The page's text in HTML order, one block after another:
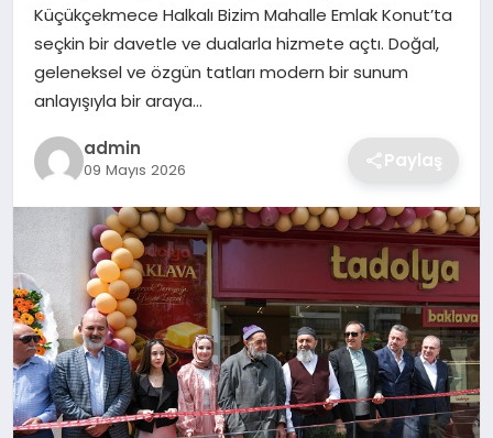
SIYASET
SPOR
TEKNOLOJI
Küçükçekmece Halkalı Bizim Mahalle Emlak Konut’ta
seçkin bir davetle ve dualarla hizmete açtı. Doğal,
geleneksel ve özgün tatları modern bir sunum
anlayışıyla bir araya…
admin
09 Mayıs 2026 Paylaş